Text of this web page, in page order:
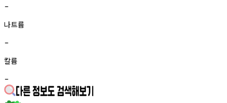
-
나트륨
-
칼륨
-